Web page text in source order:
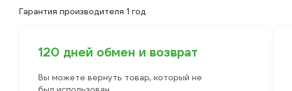
Гарантия производителя 1 год
120 дней обмен и возврат
Вы можете вернуть товар, который не